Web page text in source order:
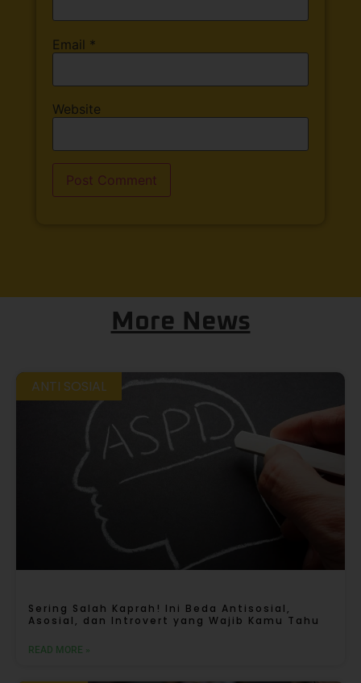
Email *
Website
More News
ANTI SOSIAL
Sering Salah Kaprah! Ini Beda Antisosial,
Asosial, dan Introvert yang Wajib Kamu Tahu
READ MORE »